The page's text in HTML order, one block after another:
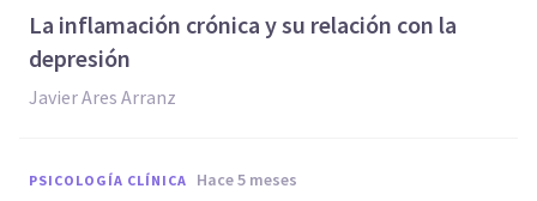
La inflamación crónica y su relación con la
depresión
Javier Ares Arranz
PSICOLOGÍA CLÍNICA hace 5 meses